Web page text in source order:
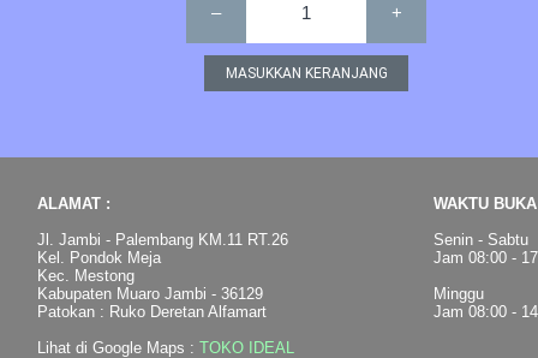
– 1 +
ALAMAT :
Jl. Jambi - Palembang KM.11 RT.26
Kel. Pondok Meja
Kec. Mestong
Kabupaten Muaro Jambi - 36129
Patokan : Ruko Deretan Alfamart
Lihat di Google Maps : TOKO IDEAL
WAKTU
Senin - Sabtu
Jam 08:00 -
Minggu
Jam 08:00 -